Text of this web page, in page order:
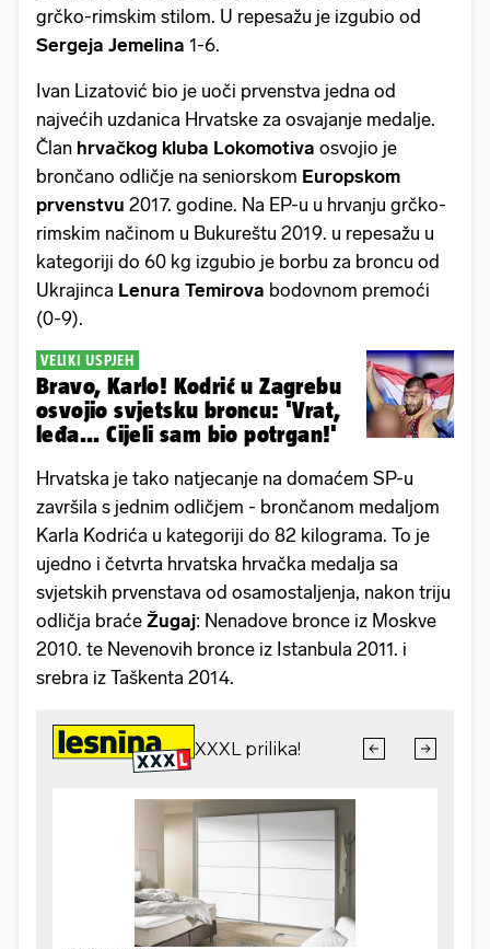
grčko-rimskim stilom. U repesažu je izgubio od
Sergeja Jemelina 1-6.
Ivan Lizatović bio je uoči prvenstva jedna od
najvećih uzdanica Hrvatske za osvajanje medalje.
Član hrvačkog kluba Lokomotiva osvojio je
brončano odličje na seniorskom Europskom
prvenstvu 2017. godine. Na EP-u u hrvanju grčko-
rimskim načinom u Bukureštu 2019. u repesažu u
kategoriji do 60 kg izgubio je borbu za broncu od
Ukrajinca Lenura Temirova bodovnom premoći
(0-9).
VELIKI USPJEH
Bravo, Karlo! Kodrić u Zagrebu
osvojio svjetsku broncu: 'Vrat,
leđa... Cijeli sam bio potrgan!'
Hrvatska je tako natjecanje na domaćem SP-u
završila s jednim odličjem - brončanom medaljom
Karla Kodrića u kategoriji do 82 kilograma. To je
ujedno i četvrta hrvatska hrvačka medalja sa
svjetskih prvenstava od osamostaljenja, nakon triju
odličja braće Žugaj: Nenadove bronce iz Moskve
2010. te Nevenovih bronce iz Istanbula 2011. i
srebra iz Taškenta 2014.